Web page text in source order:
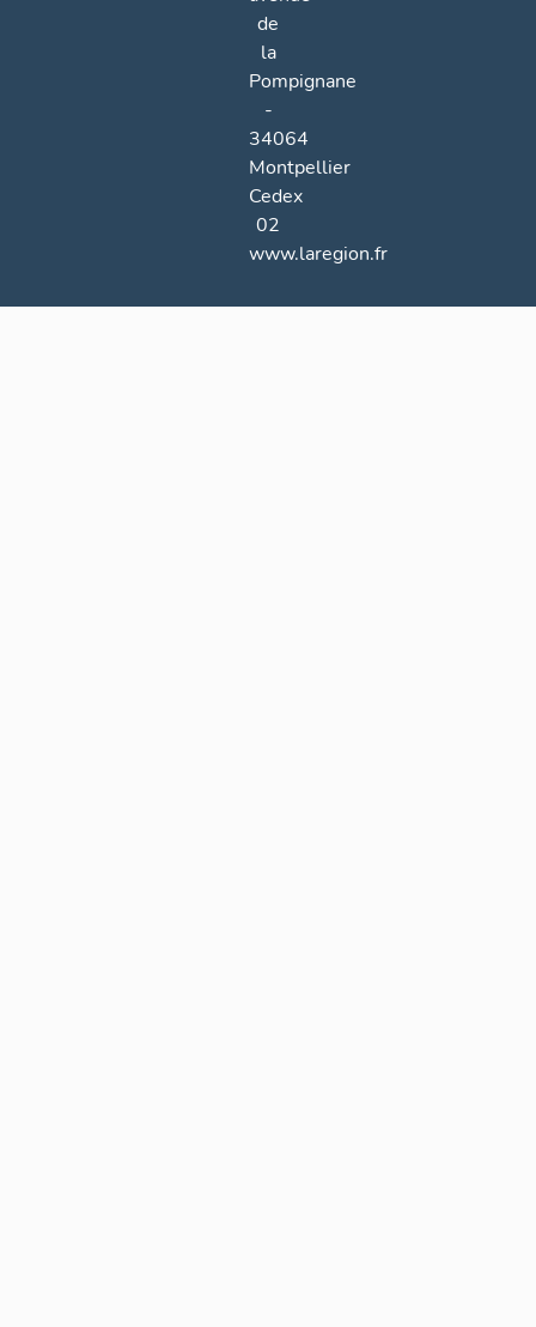
de
la
Pompignane
-
34064
Montpellier
Cedex
02
www.laregion.fr